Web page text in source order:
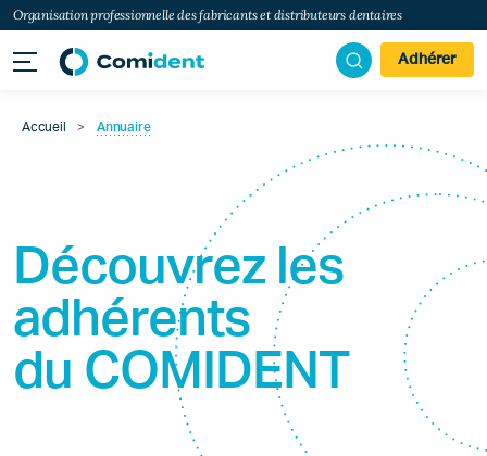
Organisation professionnelle des fabricants et distributeurs dentaires
Adhérer
Accueil > Annuaire
Découvrez les
adhérents
du COMIDENT